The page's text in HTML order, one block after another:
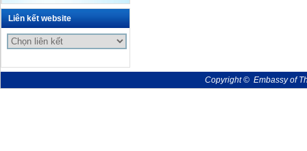
Liên kết website
Copyright © Embassy of